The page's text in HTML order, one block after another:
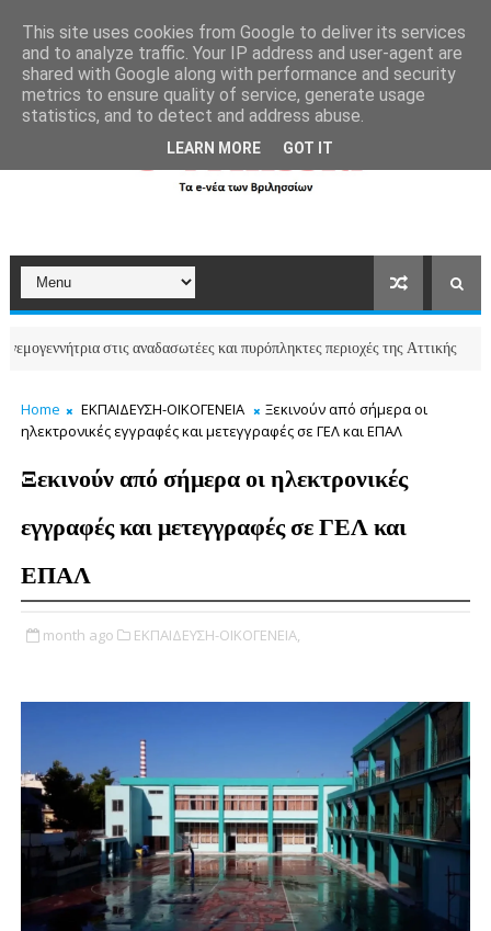
στις αναδασωτέες και πυρόπληκτες περιοχές της Αττικής
Home ΕΚΠΑΙΔΕΥΣΗ-ΟΙΚΟΓΕΝΕΙΑ
Ξεκινούν από σήμερα οι
ηλεκτρονικές εγγραφές και μετεγγραφές σε ΓΕΛ και ΕΠΑΛ
Ξεκινούν από σήμερα οι ηλεκτρονικές
εγγραφές και μετεγγραφές σε ΓΕΛ και
ΕΠΑΛ
month ago ΕΚΠΑΙΔΕΥΣΗ-ΟΙΚΟΓΕΝΕΙΑ,
This site uses cookies from Google to deliver its services
and to analyze traffic. Your IP address and user-agent are
shared with Google along with performance and security
metrics to ensure quality of service, generate usage
statistics, and to detect and address abuse.
LEARN MORE GOT IT